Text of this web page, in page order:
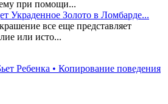
при помощи...
Украденное Золото в Ломбарде...
все еще представляет
или исто...
Ребенка • Копирование поведения